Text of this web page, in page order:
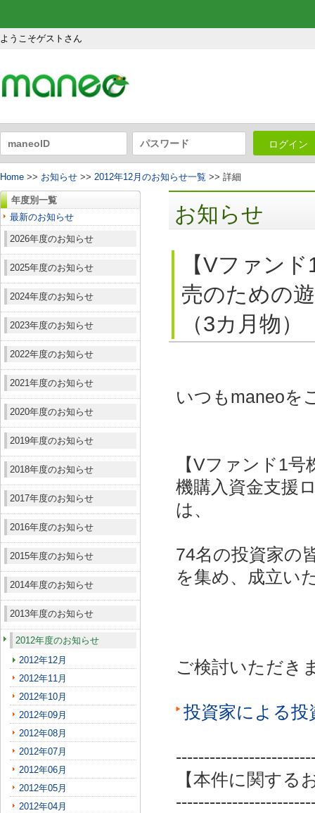
ようこそゲストさん
ログイン
Home >> お知らせ >> 2012年12月のお知らせ一覧 >> 詳細
年度別一覧
最新のお知らせ
2026年度のお知らせ
2025年度のお知らせ
2024年度のお知らせ
2023年度のお知らせ
2022年度のお知らせ
2021年度のお知らせ
2020年度のお知らせ
2019年度のお知らせ
2018年度のお知らせ
2017年度のお知らせ
2016年度のお知らせ
2015年度のお知らせ
2014年度のお知らせ
2013年度のお知らせ
2012年度のお知らせ
2012年12月
2012年11月
2012年10月
2012年09月
2012年08月
2012年07月
2012年06月
2012年05月
2012年04月
お知らせ
【Vファン
売のための
（3カ月物）
いつもmaneoを
【Vファンド1
機購入資金支援
は、
74名の投資家の
を集め、成立い
ご検討いただき
投資家による
【本件に関する